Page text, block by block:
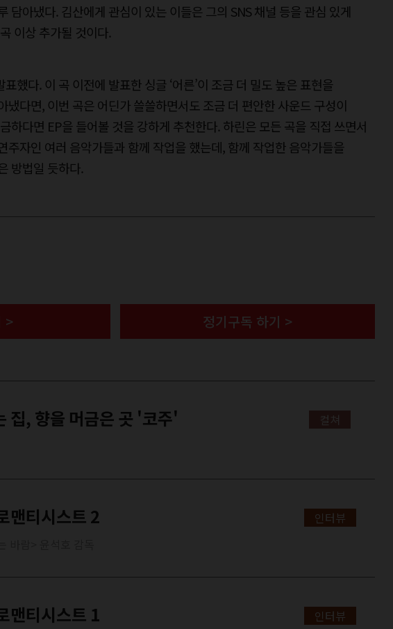
담아냈다. 김산에게 관심이 있는 이들은 그의 SNS 채널 등을 관심 있게
이상 추가될 것이다.
표했다. 이 곡 이전에 발표한 싱글 ‘어른’이 조금 더 밀도 높은 표현을
냈다면, 이번 곡은 어딘가 쓸쓸하면서도 조금 더 편안한 사운드 구성이
하다면 EP을 들어볼 것을 강하게 추천한다. 하린은 모든 곡을 직접 쓰면서
주자인 여러 음악가들과 함께 작업을 했는데, 함께 작업한 음악가들을
방법일 듯하다.
> 정기구독 하기 >
집, 향을 머금은 곳 '코주' 컬쳐
맨티시스트 2 인터뷰
맨티시스트 1 인터뷰